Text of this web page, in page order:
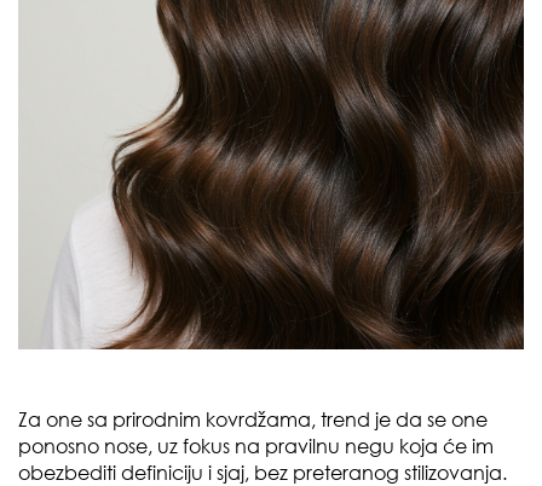
Za one sa prirodnim kovrdžama, trend je da se one
ponosno nose, uz fokus na pravilnu negu koja će im
obezbediti definiciju i sjaj, bez preteranog stilizovanja.